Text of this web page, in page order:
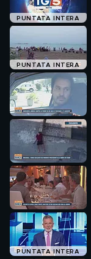
PUNTATA INTERA
PUNTATA INTERA
PUNTATA INTERA